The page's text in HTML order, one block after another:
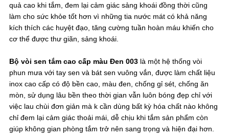
quả cao khi tắm, đem lại cảm giác sảng khoái đồng thời cũng
làm cho sức khỏe tốt hơn vì những tia nước mát có khả năng
kích thích các huyệt đạo, tăng cường tuần hoàn máu khiến cho
cơ thể được thư giãn, sảng khoái.
Bộ vòi sen tắm cao cấp màu Đen 003là một hệ thống vòi
phun mưa với tay sen và bát sen vuông vắn, được làm chất liệu
inox cao cấp có độ bền cao, màu đen, chống gỉ sét, chống ăn
mòn, sử dụng lâu bền theo thời gian vẫn luôn bóng đẹp chỉ với
việc lau chùi đơn giản mà k cần dùng bất kỳ hóa chất nào không
chỉ đem lại cảm giác thoải mái, dễ chịu khi tắm sản phẩm còn
giúp không gian phòng tắm trở nên sang trọng và hiện đại hơn.